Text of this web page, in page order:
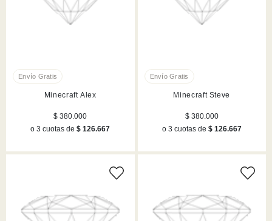
Minecraft Alex
$ 380.000
o 3 cuotas de$ 126.667
Minecraft Steve
$ 380.000
o 3 cuotas de $ 126.667